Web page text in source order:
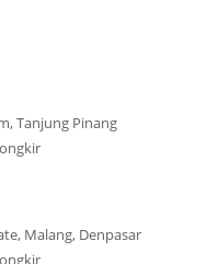
Tanjung Pinang
Malang, Denpasar